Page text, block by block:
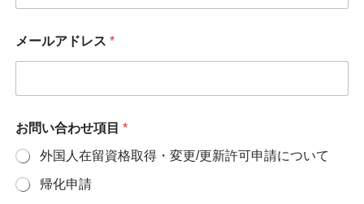
メールアドレス *
お問い合わせ項目 *
外国人在留資格取得・変更/更新許可申請について
帰化申請